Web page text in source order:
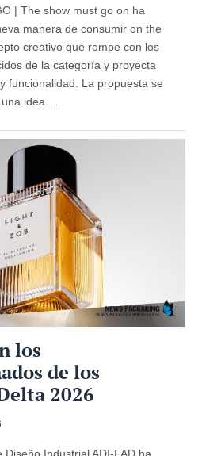
| The show must go on ha
manera de consumir on the
creativo que rompe con los
de la categoría y proyecta
funcionalidad. La propuesta se
idea ...
los
de los
2026
Diseño Industrial ADI-FAD ha